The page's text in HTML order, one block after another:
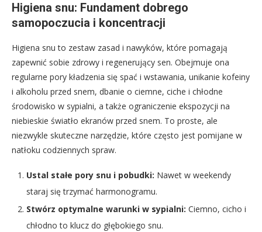
Higiena snu: Fundament dobrego
samopoczucia i koncentracji
Higiena snu to zestaw zasad i nawyków, które pomagają
zapewnić sobie zdrowy i regenerujący sen. Obejmuje ona
regularne pory kładzenia się spać i wstawania, unikanie kofeiny
i alkoholu przed snem, dbanie o ciemne, ciche i chłodne
środowisko w sypialni, a także ograniczenie ekspozycji na
niebieskie światło ekranów przed snem. To proste, ale
niezwykle skuteczne narzędzie, które często jest pomijane w
natłoku codziennych spraw.
Ustal stałe pory snu i pobudki: Nawet w weekendy
staraj się trzymać harmonogramu.
Stwórz optymalne warunki w sypialni: Ciemno, cicho i
chłodno to klucz do głębokiego snu.